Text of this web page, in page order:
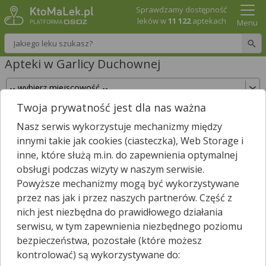
Wpisz nazwę leku
Sprawdzamy dostępność
leków w11 122aptekach Menu
Apteki w Garlicy Duchownej
Sprawdź, które apteki w Garlicy Duchownej
posiadają Twój lek i zarezerwuj go już teraz!
Wpisz nazwę leku
Wybierz typ aptek
Garlicy Duchownejnie znaleźliśmy żadnej apteki. Najbliższa
Twoja prywatność jest dla nas ważna
Nasz serwis wykorzystuje mechanizmy między
innymi takie jak cookies (ciasteczka), Web Storage i
inne, które służą m.in. do zapewnienia optymalnej
obsługi podczas wizyty w naszym serwisie.
Powyższe mechanizmy mogą być wykorzystywane
przez nas jak i przez naszych partnerów. Część z
nich jest niezbędna do prawidłowego działania
serwisu, w tym zapewnienia niezbędnego poziomu
bezpieczeństwa, pozostałe (które możesz
kontrolować) są wykorzystywane do: